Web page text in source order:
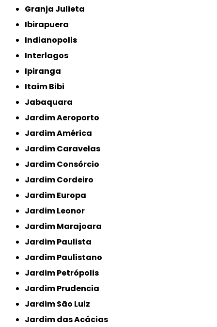
Granja Julieta
Ibirapuera
Indianopolis
Interlagos
Ipiranga
Itaim Bibi
Jabaquara
Jardim Aeroporto
Jardim América
Jardim Caravelas
Jardim Consórcio
Jardim Cordeiro
Jardim Europa
Jardim Leonor
Jardim Marajoara
Jardim Paulista
Jardim Paulistano
Jardim Petrópolis
Jardim Prudencia
Jardim São Luiz
Jardim das Acácias